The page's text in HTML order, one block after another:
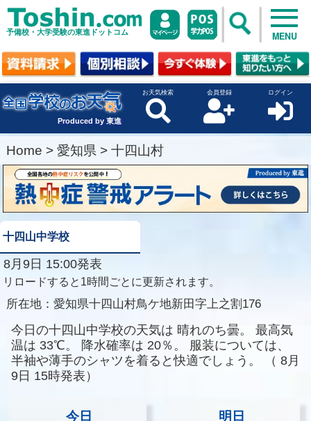
予備校・大学受験の東進ドットコム MENU
Produced by 東進
お天気検索 会員登録 ログイン
Home > 愛知県 > 十四山村
十四山中学校
8月9日 15:00発表
リロードすると1時間ごとに更新されます。
所在地： 愛知県十四山村鳥ケ地新田字上之割176
今日の十四山中学校の天気は 晴れのち曇。
最高気
温は 33℃。 降水確率は 20％。
服装については、
半袖や薄手のシャツを着ると快適でしょう。
（ 8月
9日 15時発表）
今日 明日